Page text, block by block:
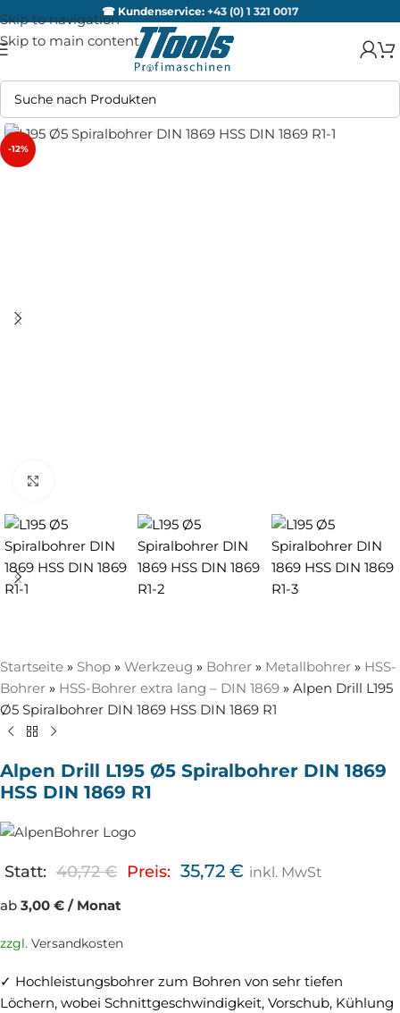
Skip to navigation
Skip to main content
☎ Kundenservice: +43 (0) 1 321 0017
-12%
Startseite » Shop » Werkzeug » Bohrer » Metallbohrer » HSS-
Bohrer » HSS-Bohrer extra lang – DIN 1869 » Alpen Drill L195
Ø5 Spiralbohrer DIN 1869 HSS DIN 1869 R1
Alpen Drill L195 Ø5 Spiralbohrer DIN 1869
HSS DIN 1869 R1
Statt: 40,72€ Preis: 35,72 € inkl. MwSt
ab 3,00 € / Monat
zzgl. Versandkosten
✓ Hochleistungsbohrer zum Bohren von sehr tiefen
Löchern, wobei Schnittgeschwindigkeit, Vorschub, Kühlung